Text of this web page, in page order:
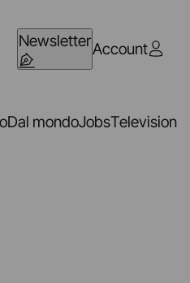
NewsletterAccount
Dal mondoJobsTelevision